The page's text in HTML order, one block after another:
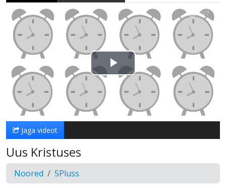
Esita
video
Jaga videot
Uus Kristuses
Noored 5Pluss